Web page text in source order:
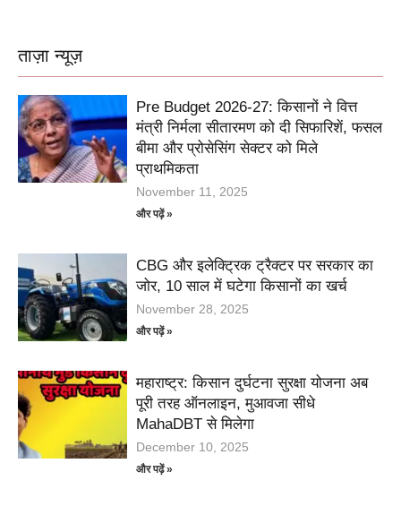
ताज़ा न्यूज़
Pre Budget 2026-27: किसानों ने वित्त
मंत्री निर्मला सीतारमण को दी सिफारिशें, फसल
बीमा और प्रोसेसिंग सेक्टर को मिले
प्राथमिकता
November 11, 2025
और पढ़ें »
CBG और इलेक्ट्रिक ट्रैक्टर पर सरकार का
जोर, 10 साल में घटेगा किसानों का खर्च
November 28, 2025
और पढ़ें »
महाराष्ट्र: किसान दुर्घटना सुरक्षा योजना अब
पूरी तरह ऑनलाइन, मुआवजा सीधे
MahaDBT से मिलेगा
December 10, 2025
और पढ़ें »